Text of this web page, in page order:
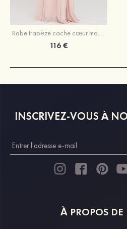
Robe trapèze cache cœur mousseline longueur ras du sol robe de demoiselle d'honneur avec plissé fleur d'épaule
116 €
INSCRIVEZ-VOUS À
À PROPOS